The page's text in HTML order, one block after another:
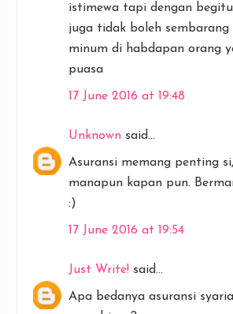
istimewa tapi dengan
juga tidak boleh sembarang
minum di habdapan orang
puasa
17 June 2016 at 19:48
Unknown said...
Asuransi memang penting
manapun kapan pun.
:)
17 June 2016 at 19:54
Just Write! said...
Apa bedanya asuransi